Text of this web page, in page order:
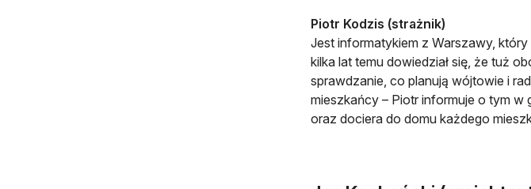
Piotr Kodzis (strażnik)
Jest informatykiem z Warszawy,
kilka lat temu dowiedział się, że tuż
sprawdzanie, co planują wójtowie i
mieszkańcy – Piotr informuje o tym w
oraz dociera do domu każdego